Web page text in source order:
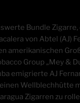
Bund­le Zigar­re,
von Abtel (AJ)
ame­ri­ka­ni­schen
Group „Mey &
emi­grier­te AJ
Well­blech­hüt­te
Zigar­ren zu